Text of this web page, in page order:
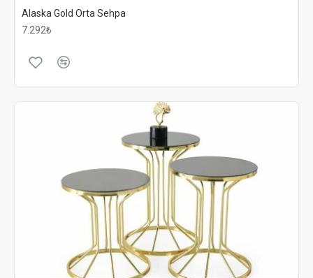
Alaska Gold Orta Sehpa
7.292₺